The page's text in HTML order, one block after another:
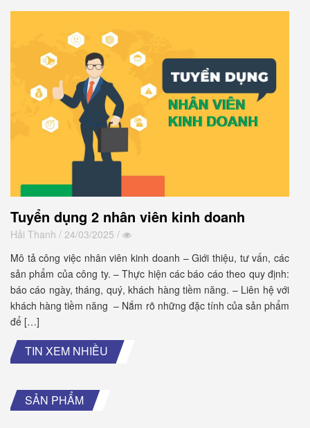
Tuyển dụng 2 nhân viên kinh doanh
Hải Thanh / 24/03/2025 /
Mô tả công việc nhân viên kinh doanh – Giới thiệu, tư vấn, các
sản phẩm của công ty. – Thực hiện các báo cáo theo quy định:
báo cáo ngày, tháng, quý, khách hàng tiềm năng. – Liên hệ với
khách hàng tiềm năng – Nắm rõ những đặc tính của sản phẩm
để […]
TIN XEM NHIỀU
SẢN PHẨM